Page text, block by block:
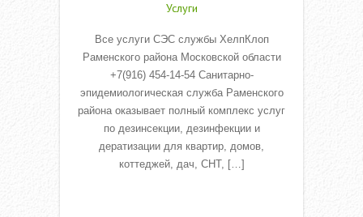
Услуги
Все услуги СЭС службы ХелпКлоп
Раменского района Московской области
+7(916) 454-14-54 Санитарно-
эпидемиологическая служба Раменского
района оказывает полный комплекс услуг
по дезинсекции, дезинфекции и
дератизации для квартир, домов,
коттеджей, дач, СНТ, […]